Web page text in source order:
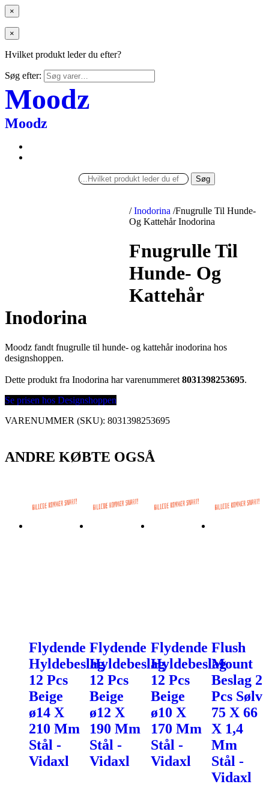
×
×
Hvilket produkt leder du efter?
Søg efter:
Moodz
Moodz
Søg
/ Inodorina /Fnugrulle Til Hunde-
Og Kattehår Inodorina
Fnugrulle Til
Hunde- Og
Kattehår
Inodorina
Moodz fandt fnugrulle til hunde- og kattehår inodorina hos
designshoppen.
Dette produkt fra Inodorina har varenummeret 8031398253695.
Se prisen hos Designshoppen
VARENUMMER (SKU): 8031398253695
ANDRE KØBTE OGSÅ
Flydende
Hyldebeslag
12 Pcs
Beige
ø14 X
210 Mm
Stål -
Vidaxl
Flydende
Hyldebeslag
12 Pcs
Beige
ø12 X
190 Mm
Stål -
Vidaxl
Flydende
Hyldebeslag
12 Pcs
Beige
ø10 X
170 Mm
Stål -
Vidaxl
Flush
Mount
Beslag 2
Pcs Sølv
75 X 66
X 1,4
Mm
Stål -
Vidaxl